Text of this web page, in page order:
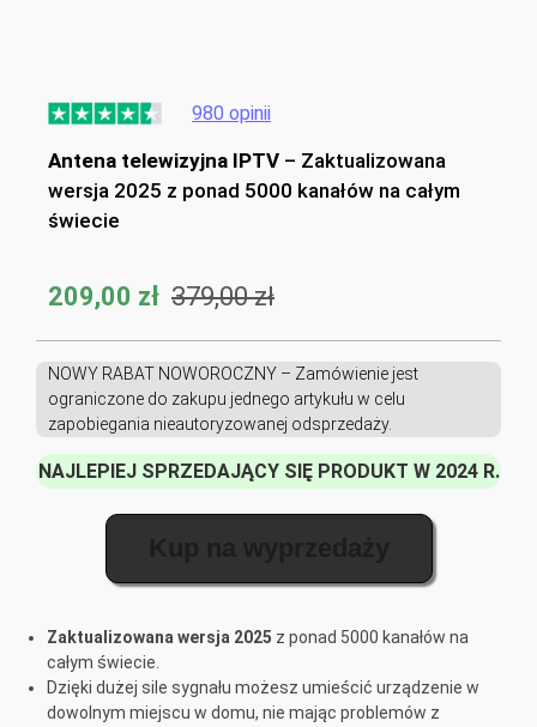
980 opinii
Antena telewizyjna IPTV – Zaktualizowana
wersja 2025 z ponad 5000 kanałów na całym
świecie
209,00 zł 379,00 zł
NOWY RABAT NOWOROCZNY – Zamówienie jest
ograniczone do zakupu jednego artykułu w celu
zapobiegania nieautoryzowanej odsprzedaży.
NAJLEPIEJ SPRZEDAJĄCY SIĘ PRODUKT W 2024 R.
Zaktualizowana wersja 2025 z ponad 5000 kanałów na
całym świecie.
Dzięki dużej sile sygnału możesz umieścić urządzenie w
dowolnym miejscu w domu, nie mając problemów z